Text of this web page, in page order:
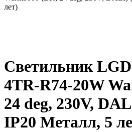
лет)
Светильник
4TR-R74-20W
24 deg, 230V,
IP20 Металл, 5